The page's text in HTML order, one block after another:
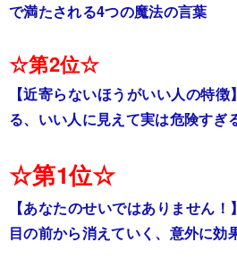
で満たされる4つの魔法の言葉
☆第2位☆
【近寄らないほうがいい人の特
る、いい人に見えて実は危険すぎ
☆第1位☆
【あなたのせいではありません
目の前から消えていく、意外に効